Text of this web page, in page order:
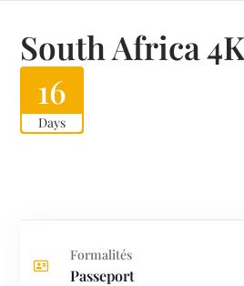
South Africa
16
Days
Formalités
Passeport